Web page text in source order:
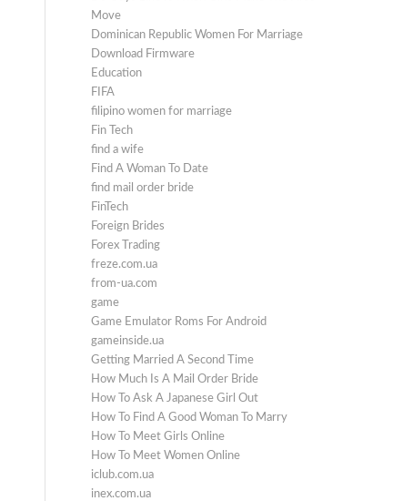
Move
Dominican Republic Women For Marriage
Download Firmware
Education
FIFA
filipino women for marriage
Fin Tech
find a wife
Find A Woman To Date
find mail order bride
FinTech
Foreign Brides
Forex Trading
freze.com.ua
from-ua.com
game
Game Emulator Roms For Android
gameinside.ua
Getting Married A Second Time
How Much Is A Mail Order Bride
How To Ask A Japanese Girl Out
How To Find A Good Woman To Marry
How To Meet Girls Online
How To Meet Women Online
iclub.com.ua
inex.com.ua